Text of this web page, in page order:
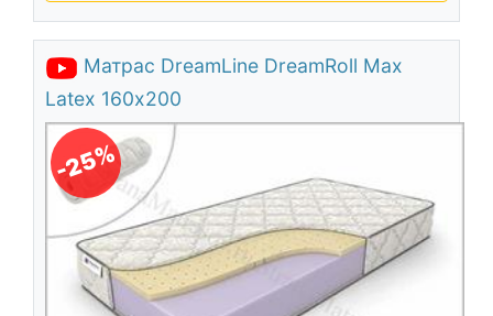
Матрас DreamLine DreamRoll Max
Latex 160х200
-25%